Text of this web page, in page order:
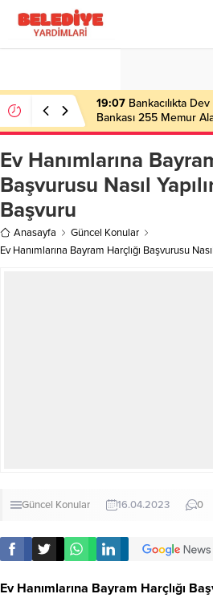
19:07 Bankacılıkta
Bankası 255 Memur
Ev Hanımlarına
Başvurusu Nasıl
Başvuru
Anasayfa
Güncel Konular
Ev Hanımlarına Bayram Harçlığı Başvurusu
Güncel Konular 16.04.2023 0
Ev Hanımlarına Bayram Harçlığı